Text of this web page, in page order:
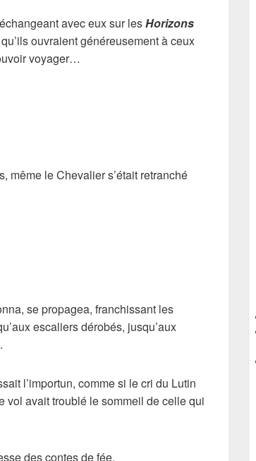
avec eux sur lesHorizons
ouvraient généreusement à ceux
voyager…
même le Chevalier s’était retranché
se propagea, franchissant les
escaliers dérobés, jusqu’aux
l’importun, comme si le cri du Lutin
vol avait troublé le sommeil de celle qui
des contes de fée.